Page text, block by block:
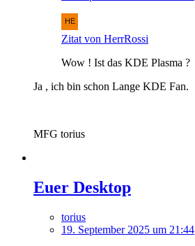
Zitat von HerrRossi
Wow ! Ist das KDE Plasma ?
Ja , ich bin schon Lange KDE Fan.
MFG torius
Euer Desktop
torius
19. September 2025 um 21:44